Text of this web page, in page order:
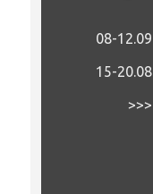
08-12.09
15-20.08
>>>